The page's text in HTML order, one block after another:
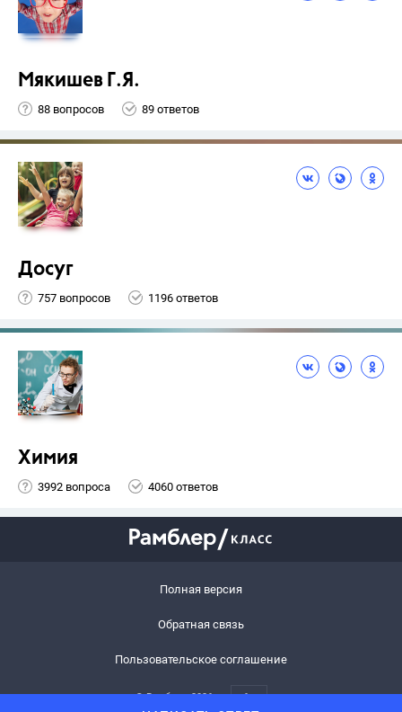
Мякишев Г.Я.
88 вопросов 89 ответов
Досуг
757 вопросов 1196 ответов
Химия
3992 вопроса 4060 ответов
Полная версия
Обратная связь
Пользовательское соглашение
© Рамблер,2026 6+